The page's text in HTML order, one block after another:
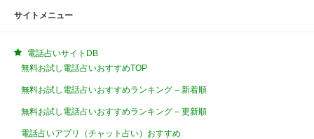
サイトメニュー
電話占いサイトDB
無料お試し電話占いおすすめTOP
無料お試し電話占いおすすめランキング – 新着順
無料お試し電話占いおすすめランキング – 更新順
電話占いアプリ（チャット占い）おすすめ